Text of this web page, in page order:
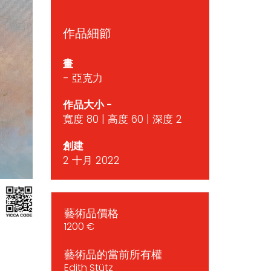
作品細節
畫
- 亞克力
作品大小 -
寬度 80 | 高度 60 | 深度 2
創建
2 十月 2022
藝術品價格
1200 €
藝術品的當前所有權
Edith Stütz